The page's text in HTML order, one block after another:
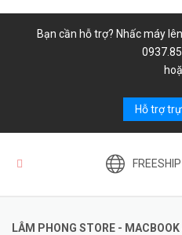
Bạn cần hỗ trợ? Nhấc máy
Hỗ trợ
LÂM PHONG STORE -